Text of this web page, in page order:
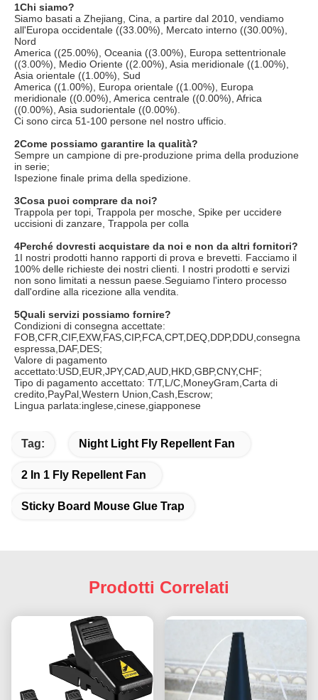
1Chi siamo?
Siamo basati a Zhejiang, Cina, a partire dal 2010, vendiamo
all'Europa occidentale ((33.00%), Mercato interno ((30.00%),
Nord
America ((25.00%), Oceania ((3.00%), Europa settentrionale
((3.00%), Medio Oriente ((2.00%), Asia meridionale ((1.00%),
Asia orientale ((1.00%), Sud
America ((1.00%), Europa orientale ((1.00%), Europa
meridionale ((0.00%), America centrale ((0.00%), Africa
((0.00%), Asia sudorientale ((0.00%).
Ci sono circa 51-100 persone nel nostro ufficio.
2Come possiamo garantire la qualità?
Sempre un campione di pre-produzione prima della produzione
in serie;
Ispezione finale prima della spedizione.
3Cosa puoi comprare da noi?
Trappola per topi, Trappola per mosche, Spike per uccidere
uccisioni di zanzare, Trappola per colla
4Perché dovresti acquistare da noi e non da altri fornitori?
1I nostri prodotti hanno rapporti di prova e brevetti. Facciamo il
100% delle richieste dei nostri clienti. I nostri prodotti e servizi
non sono limitati a nessun paese.Seguiamo l'intero processo
dall'ordine alla ricezione alla vendita.
5Quali servizi possiamo fornire?
Condizioni di consegna accettate:
FOB,CFR,CIF,EXW,FAS,CIP,FCA,CPT,DEQ,DDP,DDU,consegna
espressa,DAF,DES;
Valore di pagamento
accettato:USD,EUR,JPY,CAD,AUD,HKD,GBP,CNY,CHF;
Tipo di pagamento accettato: T/T,L/C,MoneyGram,Carta di
credito,PayPal,Western Union,Cash,Escrow;
Lingua parlata:inglese,cinese,giapponese
Tag: Night Light Fly Repellent Fan
2 In 1 Fly Repellent Fan
Sticky Board Mouse Glue Trap
Prodotti Correlati